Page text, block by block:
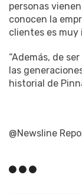
personas
conocen la
clientes es muy
“Además, de
las
historial de
@Newsline